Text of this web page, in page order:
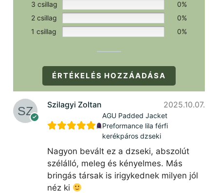
3 csillag
0%
2 csillag
0%
1 csillag
0%
ÉRTÉKELÉS HOZZÁADÁSA
Szilagyi Zoltan 2025.10.07.
AGU Padded Jacket
Preformance lila férfi
kerékpáros dzseki
Nagyon bevált ez a dzseki, abszolút
szélálló, meleg és kényelmes. Más
bringás társak is irigykednek milyen jól
néz ki